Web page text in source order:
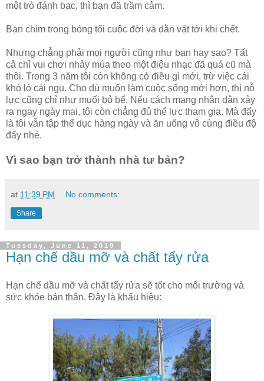
một trò đánh bạc, thì bạn đã trầm cảm.
Bạn chìm trong bóng tối cuộc đời và dằn vặt tới khi chết.
Nhưng chẳng phải mọi người cũng như bạn hay sao? Tất
cả chỉ vui chơi nhảy múa theo một điệu nhạc đã quá cũ mà
thôi. Trong 3 năm tôi còn không có điều gì mới, trừ việc cái
khó ló cái ngu. Cho dù muốn làm cuộc sống mới hơn, thì nỗ
lực cũng chỉ như muối bỏ bể. Nếu cách mạng nhân dân xảy
ra ngay ngày mai, tôi còn chẳng đủ thể lực tham gia. Mà đấy
là tôi vẫn tập thể dục hàng ngày và ăn uống vô cùng điều độ
đấy nhé.
Vì sao bạn trở thành nhà tư bản?
at 11:39 PM No comments:
Share
Tuesday, June 11, 2019
Hạn chế dầu mỡ và chất tẩy rửa
Hạn chế dầu mỡ và chất tẩy rửa sẽ tốt cho môi trường và
sức khỏe bản thân. Đây là khẩu hiệu: